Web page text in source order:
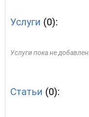
Услуги (0):
Услуги пока не
Статьи (0):